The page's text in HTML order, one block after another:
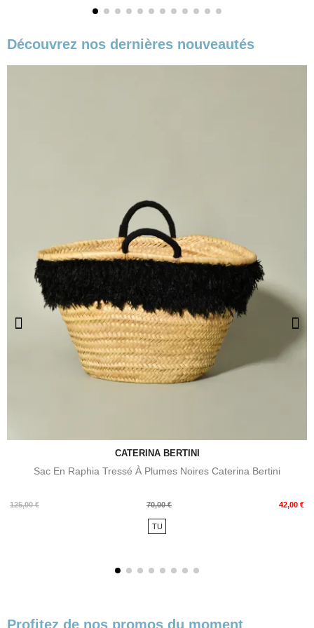
Découvrez nos dernières nouveautés
CATERINA BERTINI
Sac En Raphia Tressé À Plumes Noires Caterina Bertini
125,00 €
Prix
70,00 € 42,00 €
Prix
TU
Profitez de nos promos du moment